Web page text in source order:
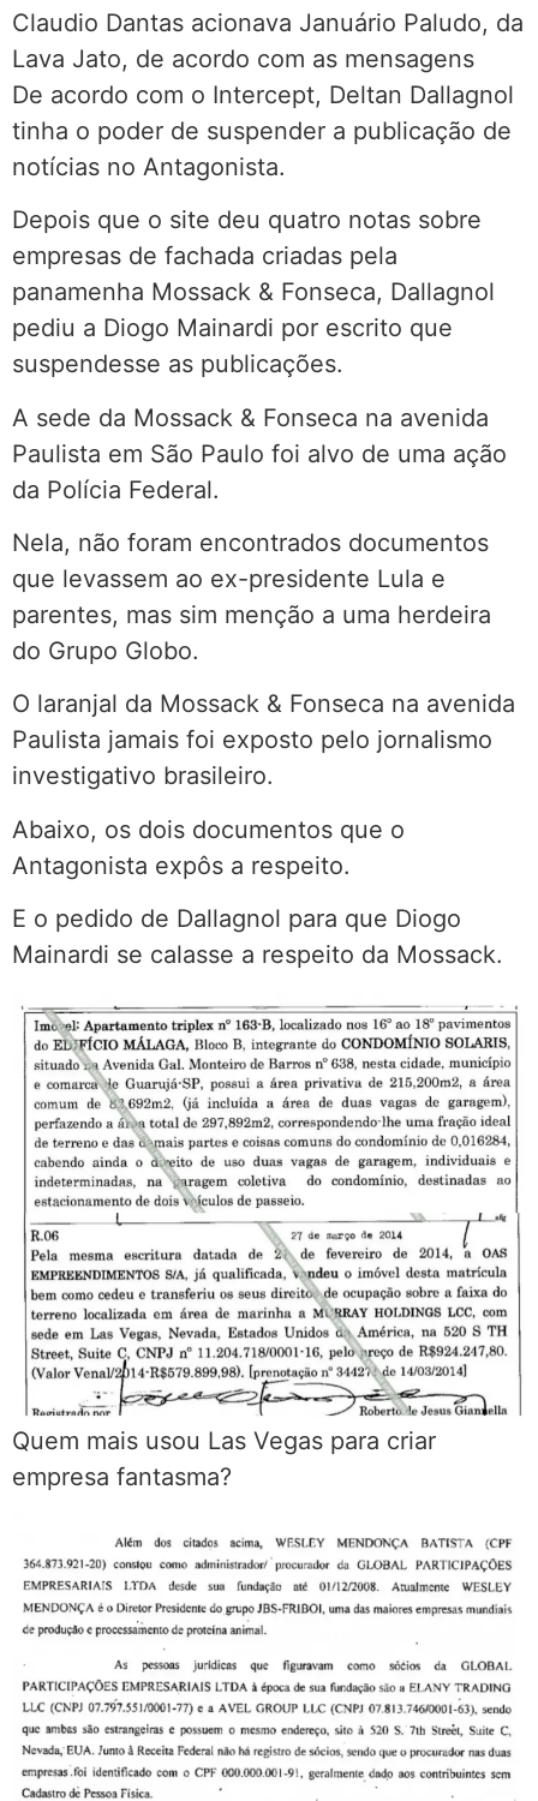
Claudio Dantas acionava Januário Paludo, da
Lava Jato, de acordo com as mensagens
De acordo com o Intercept, Deltan Dallagnol
tinha o poder de suspender a publicação de
notícias no Antagonista.
Depois que o site deu quatro notas sobre
empresas de fachada criadas pela
panamenha Mossack & Fonseca, Dallagnol
pediu a Diogo Mainardi por escrito que
suspendesse as publicações.
A sede da Mossack & Fonseca na avenida
Paulista em São Paulo foi alvo de uma ação
da Polícia Federal.
Nela, não foram encontrados documentos
que levassem ao ex-presidente Lula e
parentes, mas sim menção a uma herdeira
do Grupo Globo.
O laranjal da Mossack & Fonseca na avenida
Paulista jamais foi exposto pelo jornalismo
investigativo brasileiro.
Abaixo, os dois documentos que o
Antagonista expôs a respeito.
E o pedido de Dallagnol para que Diogo
Mainardi se calasse a respeito da Mossack.
Quem mais usou Las Vegas para criar
empresa fantasma?